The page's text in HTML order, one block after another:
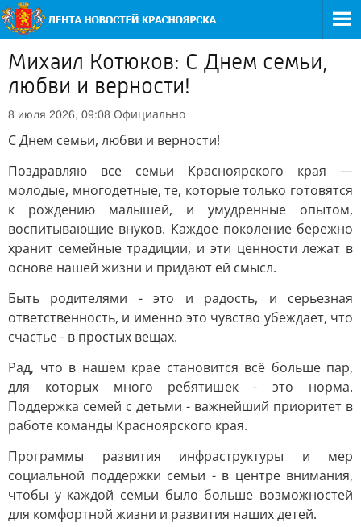
Михаил Котюков: С Днем семьи,
любви и верности!
8 июля 2026, 09:08 Официально
С Днем семьи, любви и верности!
Поздравляю все семьи Красноярского края —
молодые, многодетные, те, которые только готовятся
к рождению малышей, и умудренные опытом,
воспитывающие внуков. Каждое поколение бережно
хранит семейные традиции, и эти ценности лежат в
основе нашей жизни и придают ей смысл.
Быть родителями - это и радость, и серьезная
ответственность, и именно это чувство убеждает, что
счастье - в простых вещах.
Рад, что в нашем крае становится всё больше пар,
для которых много ребятишек - это норма.
Поддержка семей с детьми - важнейший приоритет в
работе команды Красноярского края.
Программы развития инфраструктуры и мер
социальной поддержки семьи - в центре внимания,
чтобы у каждой семьи было больше возможностей
для комфортной жизни и развития наших детей.